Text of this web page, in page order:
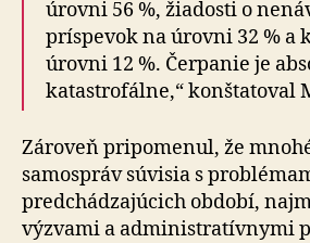
úrovni 56 %, žiadosti o
príspevok na úrovni 32 % a
úrovni 12 %. Čerpanie je
katastrofálne,“ konštatoval
Zároveň pripomenul, že
samospráv súvisia s
predchádzajúcich období,
výzvami a administratívnymi